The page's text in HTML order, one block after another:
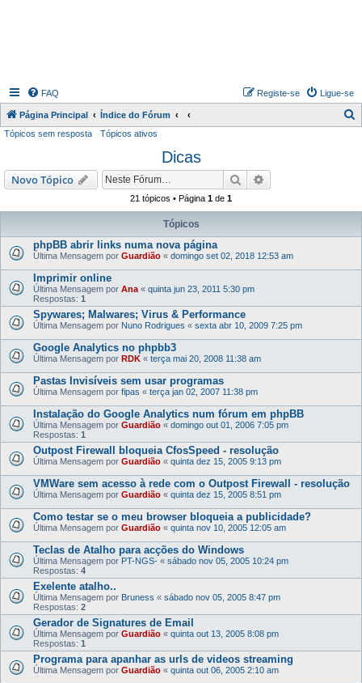
FAQ Ligue-se
Registe-se
Página Principal Índice do Fórum
i
r
Tópicos sem resposta Tópicos ativos
Dicas
Novo Tópico Pesquisar
21 tópicos • Página 1 de 1
Tópicos
phpBB abrir links numa nova página
Última Mensagem por Guardião « domingo set 02, 2018 12:53 am
Imprimir online
Última Mensagem por Ana « quinta jun 23, 2011 5:30 pm
Respostas: 1
Spywares; Malwares; Virus & Performance
Última Mensagem por Nuno Rodrigues « sexta abr 10, 2009 7:25 pm
Google Analytics no phpbb3
Última Mensagem por RDK « terça mai 20, 2008 11:38 am
Pastas Invisíveis sem usar programas
Última Mensagem por fipas « terça jan 02, 2007 11:38 pm
Instalação do Google Analytics num fórum em phpBB
Última Mensagem por Guardião « domingo out 01, 2006 7:05 pm
Respostas: 1
Outpost Firewall bloqueia CfosSpeed - resolução
Última Mensagem por Guardião « quinta dez 15, 2005 9:13 pm
VMWare sem acesso à rede com o Outpost Firewall - resolução
Última Mensagem por Guardião « quinta dez 15, 2005 8:51 pm
Como testar se o meu browser bloqueia a publicidade?
Última Mensagem por Guardião « quinta nov 10, 2005 12:05 am
Teclas de Atalho para acções do Windows
Última Mensagem por PT-NGS- « sábado nov 05, 2005 10:24 pm
Respostas: 4
Exelente atalho..
Última Mensagem por Bruness « sábado nov 05, 2005 8:47 pm
Respostas: 2
Gerador de Signatures de Email
Última Mensagem por Guardião « quinta out 13, 2005 8:08 pm
Respostas: 1
Programa para apanhar as urls de videos streaming
Última Mensagem por Guardião « quinta out 06, 2005 2:10 am